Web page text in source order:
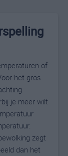
of
het gros
je meer wilt
zegt
dan het